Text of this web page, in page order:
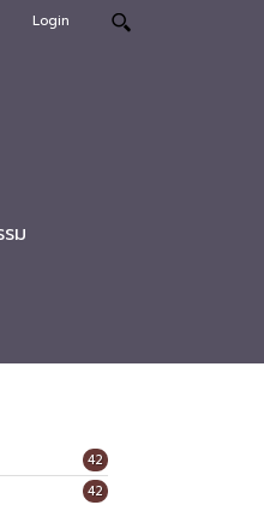
Login
ม
42
42